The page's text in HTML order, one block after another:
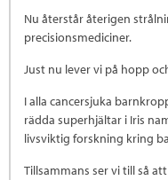
Nu återstår återigen
precisionsmediciner.
Just nu lever vi på hopp
I alla cancersjuka
rädda superhjältar i Iris
livsviktig forskning kring
Tillsammans ser vi till så